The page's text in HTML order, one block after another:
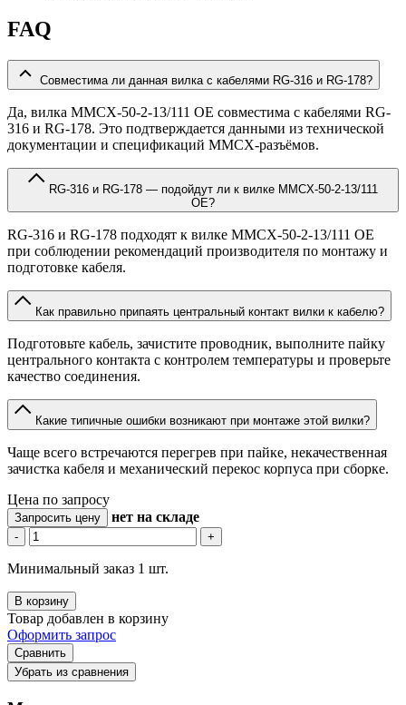
FAQ
Совместима ли данная вилка с кабелями RG-316 и RG-178?
Да, вилка MMCX-50-2-13/111 OE совместима с кабелями RG-
316 и RG-178. Это подтверждается данными из технической
документации и спецификаций MMCX-разъёмов.
OE?
RG-316 и RG-178 подходят к вилке MMCX-50-2-13/111 OE
при соблюдении рекомендаций производителя по монтажу и
подготовке кабеля.
Как правильно припаять центральный контакт вилки к кабелю?
Подготовьте кабель, зачистите проводник, выполните пайку
центрального контакта с контролем температуры и проверьте
качество соединения.
Какие типичные ошибки возникают при монтаже этой вилки?
Чаще всего встречаются перегрев при пайке, некачественная
зачистка кабеля и механический перекос корпуса при сборке.
Цена по запросу
Запросить цену нет на складе
- +
Минимальный заказ 1 шт.
В корзину
Товар добавлен в корзину
Оформить запрос
Сравнить
Убрать из сравнения